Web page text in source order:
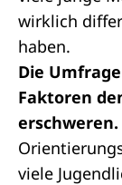
wirklich
haben.
Die
Faktoren
erschweren.
viele